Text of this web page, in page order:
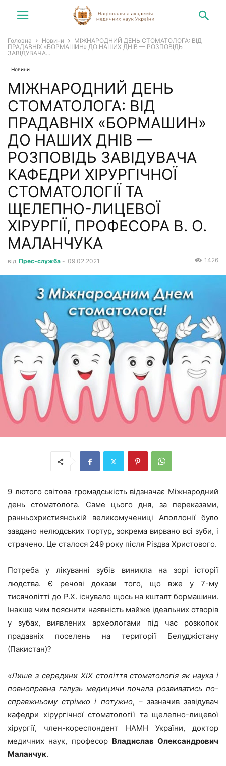
Головна Новини
МІЖНАРОДНИЙ ДЕНЬ СТОМАТОЛОГА: ВІД
ПРАДАВНІХ «БОРМАШИН» ДО НАШИХ ДНІВ — РОЗПОВІДЬ
ЗАВІДУВАЧА...
Новини
МІЖНАРОДНИЙ ДЕНЬ
СТОМАТОЛОГА: ВІД
ПРАДАВНІХ «БОРМАШИН»
ДО НАШИХ ДНІВ —
РОЗПОВІДЬ ЗАВІДУВАЧА
КАФЕДРИ ХІРУРГІЧНОЇ
СТОМАТОЛОГІЇ ТА
ЩЕЛЕПНО-ЛИЦЕВОЇ
ХІРУРГІЇ, ПРОФЕСОРА В. О.
МАЛАНЧУКА
від Прес-служба - 09.02.2021 1426
9 лютого світова громадськість відзначає Міжнародний
день стоматолога. Саме цього дня, за переказами,
ранньохристиянській великомучениці Аполлонії було
завдано нелюдських тортур, зокрема вирвано всі зуби, і
страчено. Це сталося 249 року після Різдва Христового.
Потреба у лікуванні зубів виникла на зорі історії
людства. Є речові докази того, що вже у 7-му
тисячолітті до Р.Х. існувало щось на кшталт бормашини.
Інакше чим пояснити наявність майже ідеальних отворів
у зубах, виявлених археологами під час розкопок
прадавніх поселень на території Белуджістану
(Пакистан)?
«Лише з середини ХІХ століття стоматологія як наука і
повноправна галузь медицини почала розвиватись по-
справжньому стрімко і потужно, – зазначив завідувач
кафедри хірургічної стоматології та щелепно-лицевої
хірургії, член-кореспондент НАМН України, доктор
медичних наук, професор Владислав Олександрович
Маланчук.